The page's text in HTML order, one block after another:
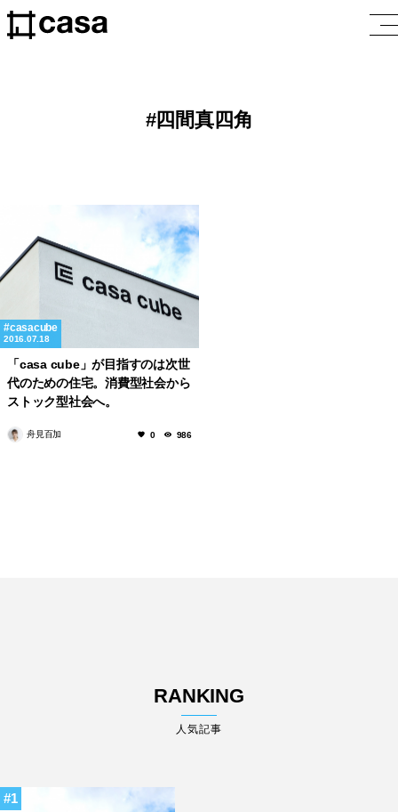
四間真四角
casacube
2016.07.18
「casa cube」が目指すのは次世
代のための住宅。消費型社会から
ストック型社会へ。
舟見百加 0 986
RANKING
人気記事
1